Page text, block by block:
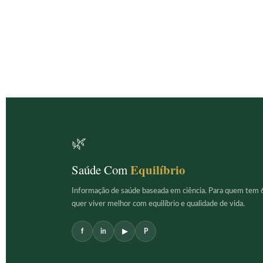
🌿
Saúde ComEquilíbrio
Informação de saúde baseada em ciência. Para quem tem
quer viver melhor com equilíbrio e qualidade de vida.
f in ▶ P